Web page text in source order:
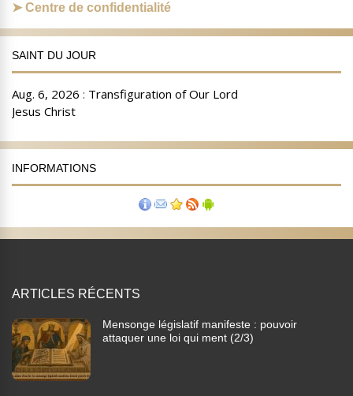
Centre de confidentialité
SAINT DU JOUR
INFORMATIONS
ARTICLES RÉCENTS
Mensonge législatif manifeste : pouvoir
attaquer une loi qui ment (2/3)